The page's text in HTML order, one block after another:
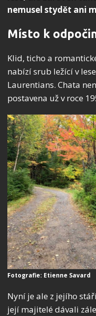
nemusel stydět ani
Místo k
Klid, ticho a
nabízí srub ležící v
Laurentians. Chata
postavena už v roce
Fotografie: Etienne Savard
Nyní je ale z jejího
její majitelé dávali